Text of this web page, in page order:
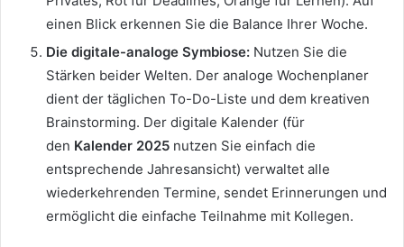
einen Blick erkennen Sie die Balance Ihrer Woche.
Die digitale-analoge Symbiose: Nutzen Sie die
Stärken beider Welten. Der analoge Wochenplaner
dient der täglichen To-Do-Liste und dem kreativen
Brainstorming. Der digitale Kalender (für
den Kalender 2025 nutzen Sie einfach die
entsprechende Jahresansicht) verwaltet alle
wiederkehrenden Termine, sendet Erinnerungen und
ermöglicht die einfache Teilnahme mit Kollegen.